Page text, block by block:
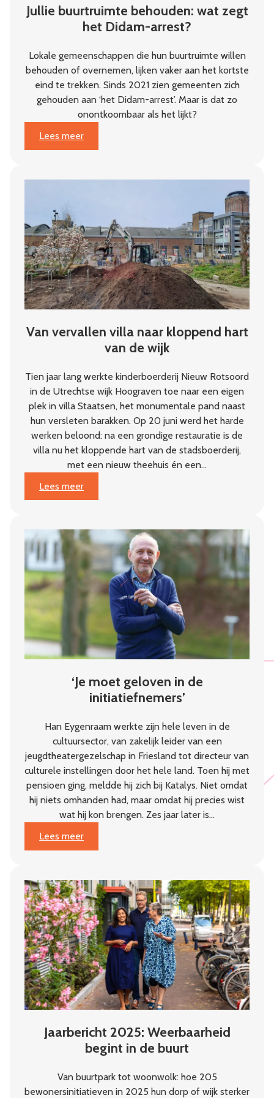
Jullie buurtruimte behouden: wat zegt
het Didam-arrest?
Lokale gemeenschappen die hun buurtruimte willen
behouden of overnemen, lijken vaker aan het kortste
eind te trekken. Sinds 2021 zien gemeenten zich
gehouden aan ‘het Didam-arrest’. Maar is dat zo
onontkoombaar als het lijkt?
Lees meer
:
Jullie
behouden:
zegt
het
Didam-
arrest?
Van vervallen villa naar kloppend hart
van de wijk
Tien jaar lang werkte kinderboerderij Nieuw Rotsoord
in de Utrechtse wijk Hoograven toe naar een eigen
plek in villa Staatsen, het monumentale pand naast
hun versleten barakken. Op 20 juni werd het harde
werken beloond: na een grondige restauratie is de
villa nu het kloppende hart van de stadsboerderij,
met een nieuw theehuis én een…
Lees meer
:
Van
villa
naar
kloppend
hart
van
de
‘Je moet geloven in de
initiatiefnemers’
Han Eygenraam werkte zijn hele leven in de
cultuursector, van zakelijk leider van een
jeugdtheatergezelschap in Friesland tot directeur van
culturele instellingen door het hele land. Toen hij met
pensioen ging, meldde hij zich bij Katalys. Niet omdat
hij niets omhanden had, maar omdat hij precies wist
wat hij kon brengen. Zes jaar later is…
Lees meer
:
‘Je
geloven
in
de
initiatiefnemers’
Jaarbericht 2025: Weerbaarheid
begint in de buurt
Van buurtpark tot woonwolk: hoe 205
bewonersinitiatieven in 2025 hun dorp of wijk sterker